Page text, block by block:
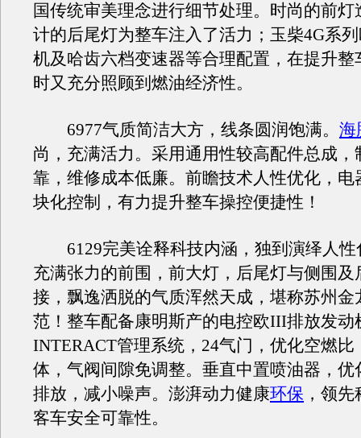
国传统审美理念进行细节处理。时尚的前灯
计的后尾灯为整车注入了活力；玉柴4G系
机及哈齿六档变速器等合理配置，在提升整
时又充分照顾到燃油经济性。
6977气质简洁大方，线条圆润饱满。 海
尚，充满活力。采用通用性较高配件总成，
靠，维修成本低廉。前瞻技术人性优化，电
块化控制，有力提升整车操控便捷性！
6129完美诠释科技内涵，独到演绎人性
充满张力的前围，前大灯，后尾灯与侧围及
接，飘逸洒脱的气质浑然天成，堪称苏州金
范！整车配备康明斯产的电控欧III排放发动
INTERACT管理系统，24气门，优化空燃比
体，气阀间隙免调整。垂直中置喷油器，优
排放，减小噪声。澎湃动力健康环保 ，领
客车安全可靠性。